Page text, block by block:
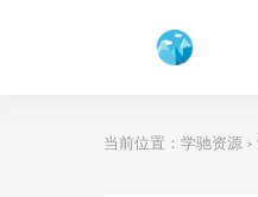
当前位置： 学驰资源 >